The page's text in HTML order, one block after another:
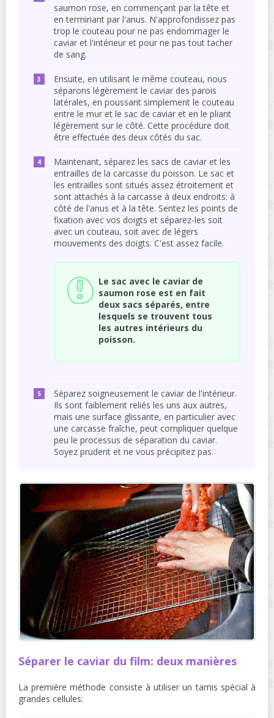
saumon rose, en commençant par la tête et
en terminant par l'anus. N'approfondissez pas
trop le couteau pour ne pas endommager le
caviar et l'intérieur et pour ne pas tout tacher
de sang.
Ensuite, en utilisant le même couteau, nous
séparons légèrement le caviar des parois
latérales, en poussant simplement le couteau
entre le mur et le sac de caviar et en le pliant
légèrement sur le côté. Cette procédure doit
être effectuée des deux côtés du sac.
Maintenant, séparez les sacs de caviar et les
entrailles de la carcasse du poisson. Le sac et
les entrailles sont situés assez étroitement et
sont attachés à la carcasse à deux endroits: à
côté de l'anus et à la tête. Sentez les points de
fixation avec vos doigts et séparez-les soit
avec un couteau, soit avec de légers
mouvements des doigts. C'est assez facile.
Le sac avec le caviar de
saumon rose est en fait
deux sacs séparés, entre
lesquels se trouvent tous
les autres intérieurs du
poisson.
Séparez soigneusement le caviar de l'intérieur.
Ils sont faiblement reliés les uns aux autres,
mais une surface glissante, en particulier avec
une carcasse fraîche, peut compliquer quelque
peu le processus de séparation du caviar.
Soyez prudent et ne vous précipitez pas.
Séparer le caviar du film: deux manières
La première méthode consiste à utiliser un tamis spécial à
grandes cellules: